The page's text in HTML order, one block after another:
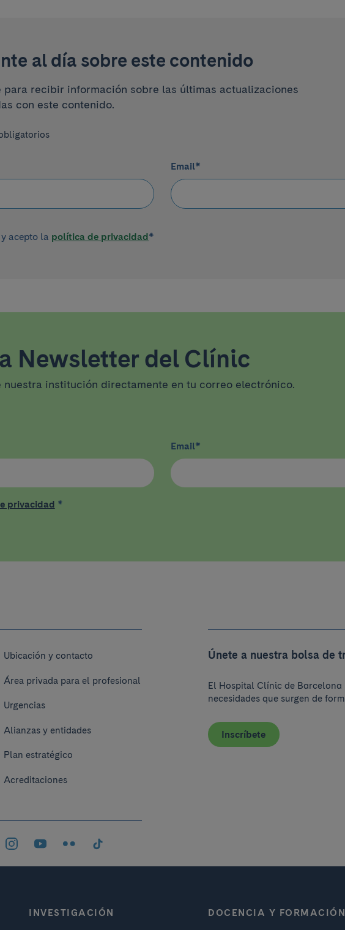
al día sobre este contenido
para recibir información sobre las últimas actualizaciones
con este contenido.
Email*
acepto la política de privacidad*
Newsletter del Clínic
institución directamente en tu correo electrónico.
Email*
privacidad *
Ubicación y contacto
Área privada para el profesional
Urgencias
Alianzas y entidades
Plan estratégico
Acreditaciones
Únete a nuestra bolsa de
El Hospital Clínic de
necesidades que surgen de
Inscríbete
INVESTIGACIÓN DOCENCIA Y FORMACIÓN